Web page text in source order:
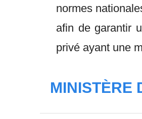
normes
afin de garantir
privé ayant une
MINISTÈRE